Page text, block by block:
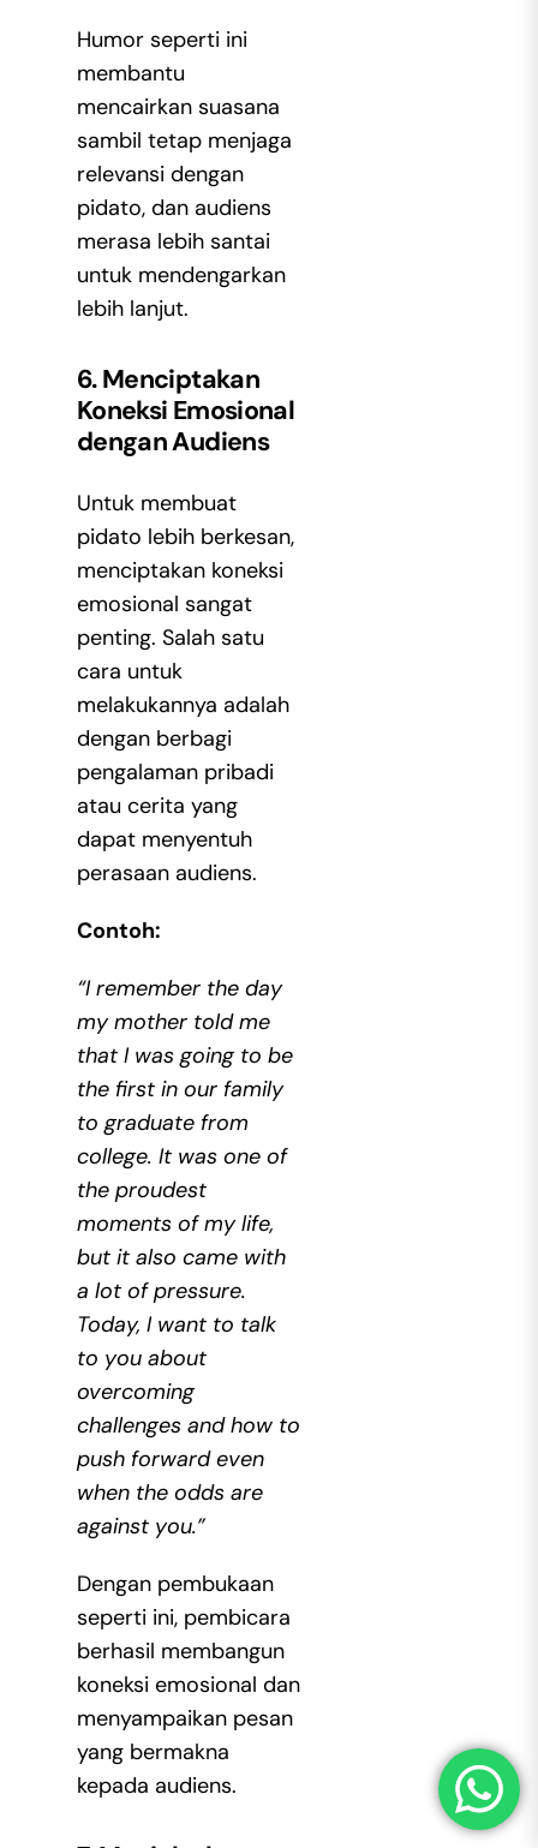
Humor seperti ini
membantu
mencairkan suasana
sambil tetap menjaga
relevansi dengan
pidato, dan audiens
merasa lebih santai
untuk mendengarkan
lebih lanjut.
6. Menciptakan
Koneksi Emosional
dengan Audiens
Untuk membuat
pidato lebih berkesan,
menciptakan koneksi
emosional sangat
penting. Salah satu
cara untuk
melakukannya adalah
dengan berbagi
pengalaman pribadi
atau cerita yang
dapat menyentuh
perasaan audiens.
Contoh:
“I remember the day
my mother told me
that I was going to be
the first in our family
to graduate from
college. It was one of
the proudest
moments of my life,
but it also came with
a lot of pressure.
Today, I want to talk
to you about
overcoming
challenges and how to
push forward even
when the odds are
against you.”
Dengan pembukaan
seperti ini, pembicara
berhasil membangun
koneksi emosional dan
menyampaikan pesan
yang bermakna
kepada audiens.